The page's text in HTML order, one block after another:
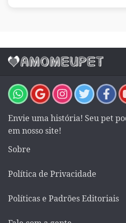
Envie uma história! Seu pet
em nosso site!
Sobre
Política de Privacidade
Políticas e Padrões Editoriais